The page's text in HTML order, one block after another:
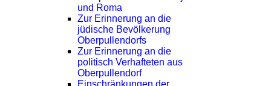
und Roma
Zur Erinnerung an die
jüdische Bevölkerung
Oberpullendorfs
Zur Erinnerung an die
politisch Verhafteten aus
Oberpullendorf
Einschränkungen der